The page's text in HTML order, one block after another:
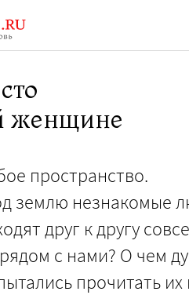
женщине
пространство.
землю незнакомые
друг к другу
с нами? О чем
прочитать